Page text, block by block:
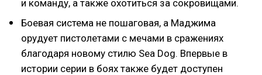
и команду, а также охотиться за сокровищами.
Боевая система не пошаговая, а Маджима
орудует пистолетами с мечами в сражениях
благодаря новому стилю Sea Dog. Впервые в
истории серии в боях также будет доступен